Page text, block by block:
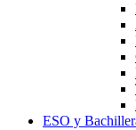
ESO y